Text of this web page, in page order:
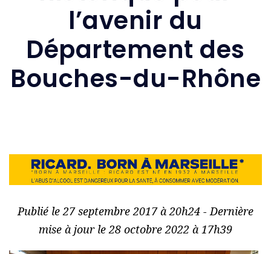
l’avenir du
Département des
Bouches-du-Rhône
Publié le 27 septembre 2017 à 20h24 - Dernière
mise à jour le 28 octobre 2022 à 17h39